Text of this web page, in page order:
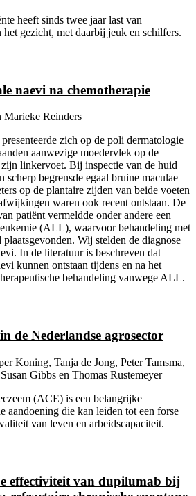
heeft sinds twee jaar last van
gezicht, met daarbij jeuk en schilfers.
naevi na chemotherapie
Marieke Reinders
zich op de poli dermatologie
aanwezige moedervlek op de
linkervoet. Bij inspectie van de huid
scherp begrensde egaal bruine maculae
op de plantaire zijden van beide voeten
waren ook recent ontstaan. De
patiënt vermeldde onder andere een
(ALL), waarvoor behandeling met
plaatsgevonden. Wij stelden de diagnose
In de literatuur is beschreven dat
kunnen ontstaan tijdens en na het
behandeling vanwege ALL.
de Nederlandse agrosector
Koning, Tanja de Jong, Peter Tamsma,
Gibbs en Thomas Rustemeyer
(ACE) is een belangrijke
aandoening die kan leiden tot een forse
van leven en arbeidscapaciteit.
effectiviteit van dupilumab bij